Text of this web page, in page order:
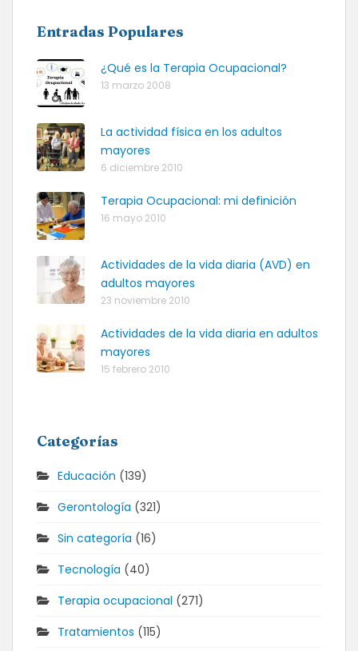
Entradas Populares
¿Qué es la Terapia Ocupacional?
13 marzo 2008
La actividad física en los adultos
mayores
6 diciembre 2010
Terapia Ocupacional: mi definición
16 mayo 2010
Actividades de la vida diaria (AVD) en
adultos mayores
23 noviembre 2010
Actividades de la vida diaria en adultos
mayores
15 febrero 2010
Categorías
Educación (139)
Gerontología (321)
Sin categoría (16)
Tecnología (40)
Terapia ocupacional (271)
Tratamientos (115)